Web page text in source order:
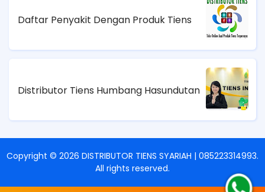
Daftar Penyakit Dengan Produk Tiens
Distributor Tiens Humbang Hasundutan
Copyright © 2026 DISTRIBUTOR TIENS SYARIAH | 085223314993.
All rights reserved.